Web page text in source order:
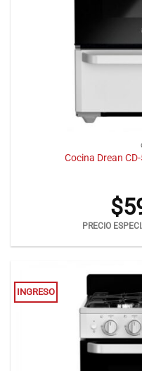
Cocina Drean
$
PRECIO
INGRESO